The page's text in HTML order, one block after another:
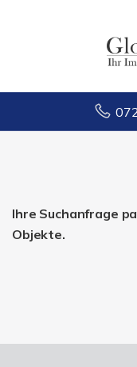
Ihre Suchanfrage
Objekte.